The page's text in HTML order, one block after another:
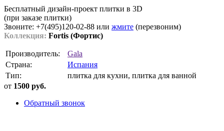
Бесплатный дизайн-проект плитки в 3D
(при заказе плитки)
Звоните: +7(495)120-02-88 или жмите (перезвоним)
Коллекция: Fortis (Фортис)
Производитель:
Gala
Страна:
Испания
Тип:
плитка для кухни, плитка для ванной
от 1500 руб.
Обратный звонок